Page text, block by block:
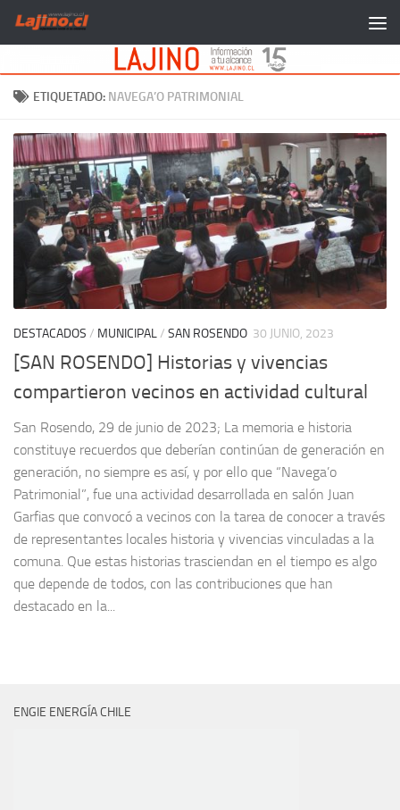
Saltar al contenido
ETIQUETADO: NAVEGA’O PATRIMONIAL
DESTACADOS / MUNICIPAL/ SAN ROSENDO 30 JUNIO, 2023
[SAN ROSENDO] Historias y vivencias
compartieron vecinos en actividad cultural
San Rosendo, 29 de junio de 2023; La memoria e historia
constituye recuerdos que deberían continúan de generación en
generación, no siempre es así, y por ello que “Navega’o
Patrimonial”, fue una actividad desarrollada en salón Juan
Garfias que convocó a vecinos con la tarea de conocer a través
de representantes locales historia y vivencias vinculadas a la
comuna. Que estas historias trasciendan en el tiempo es algo
que depende de todos, con las contribuciones que han
destacado en la...
ENGIE ENERGÍA CHILE